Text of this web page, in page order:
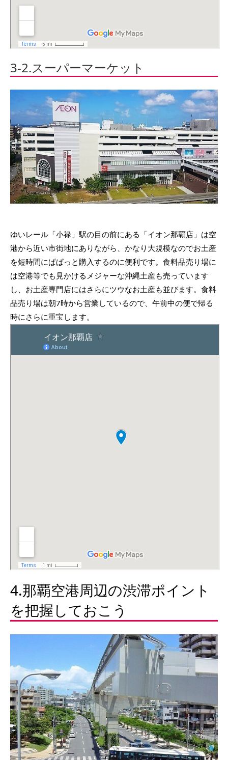
3-2.スーパーマーケット
ゆいレール「小禄」駅の目の前にある「イオン那覇店」は空
港から近い市街地にありながら、かなり大規模なのでお土産
を短時間にぱぱっと購入するのに便利です。食料品売り場に
は空港等でも見かけるメジャーな沖縄土産も売っています
し、お土産専門店にはさらにツウなお土産も並びます。食料
品売り場は朝7時から営業しているので、午前中の便で帰る
時にさらに重宝します。
4.那覇空港周辺の渋滞ポイント
を把握しておこう